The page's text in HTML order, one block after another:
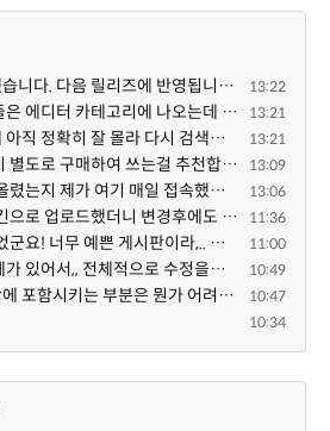
개발중 버전에서 수정했습니다. 다음 릴리즈에 반영됩니다. 특정한 게시판 설정 + 썸네일 설정의 조합에서 $... 13:22
그러게요. 다른 에디터들은 에디터 카테고리에 나오는데 YJSoft님이 최근에 올리신 것만 스킨으로 나오는 것... 13:21
제가 삼텐바이미에 대해 아직 정확히 잘 몰라 다시 검색해봤는데 이게 이동식 거치대인가봐요. 마쓰님이 별... 13:21
pc 모니터와 삼텐바이미 별도로 구매하여 쓰는걸 추천합니다 ^^ 13:09
마쓰님이 언제 그 그림 올렸는지 제가 여기 매일 접속했는데 요 아래 제 댓글 밑에 새댓글이 없어 새댓글이 ... 13:06
버그 같습니다. 처음 스킨으로 업로드했더니 변경후에도 스킨으로 남아있네요. 11:36
아하, 그래서 댓글이 없었군요! 너무 예쁜 게시판이라,.. 넘넘 감사드립니다! 천천히 하세요 ^^ 11:00
게시판 스킨에 여러 문제가 있어서,, 전체적으로 수정을해서 업데이트 하겠습니다! 10:49
확장변수를 게시판 상단에 포함시키는 부분은 뭔가 어려우신 작업인가보네요~ 10:47
10:34